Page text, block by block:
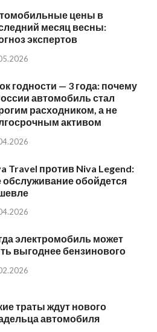
цены в
месяц весны:
экспертов
годности — 3 года: почему
автомобиль стал
расходником, а не
активом
Travel против Niva Legend:
обслуживание обойдется
электромобиль может
выгоднее бензинового
траты ждут нового
автомобиля